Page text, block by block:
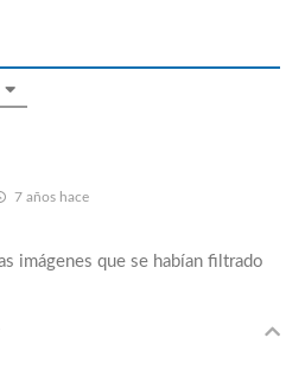
7 años hace
imágenes que se habían filtrado